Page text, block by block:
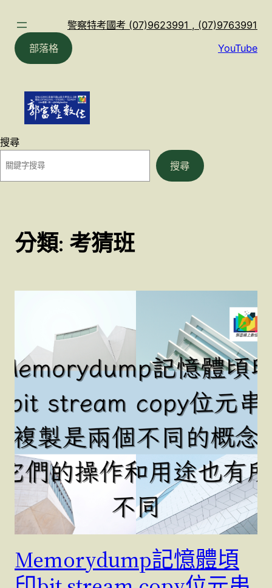
警察特考國考 (07)9623991 , (07)9763991
部落格
YouTube
搜尋
搜尋
分類: 考猜班
Memorydump記憶體頃